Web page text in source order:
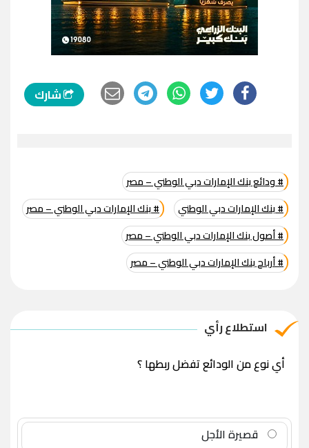
شارك
# ودائع بنك الإمارات دبي الوطني – مصر
# بنك الإمارات دبي الوطني
# بنك الإمارات دبي الوطني – مصر
# أصول بنك الإمارات دبي الوطني – مصر
# أرباح بنك الإمارات دبي الوطني – مصر
استطلاع رأي
أي نوع من الودائع تفضل ربطها ؟
قصيرة الأجل